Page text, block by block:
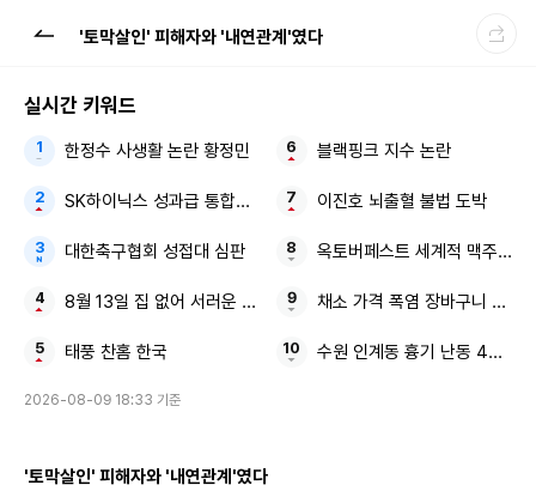
'토막살인' 피해자와 '내연관계'였다
실시간 키워드
한정수 사생활 논란 황정민
SK하이닉스 성과급 통합노조
대한축구협회 성접대 심판
8월 13일 집 없어 서러운 사람들
태풍 찬홈 한국
블랙핑크 지수 논란
이진호 뇌출혈 불법 도박
옥토버페스트 세계적 맥주 축
채소 가격 폭염 장바구니 물가
수원 인계동 흉기 난동 40대
2026-08-09 18:33 기준
'토막살인' 피해자와 '내연관계'였다